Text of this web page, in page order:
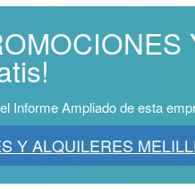
Informe Ampliado de esta
Y ALQUILERES